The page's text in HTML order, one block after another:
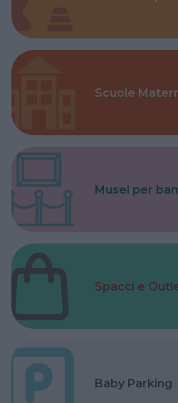
Scuole
Musei per
Spacci e
Baby Parking